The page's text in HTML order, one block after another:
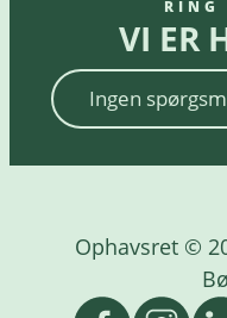
RING
VI ER
Ingen
Ophavsret ©